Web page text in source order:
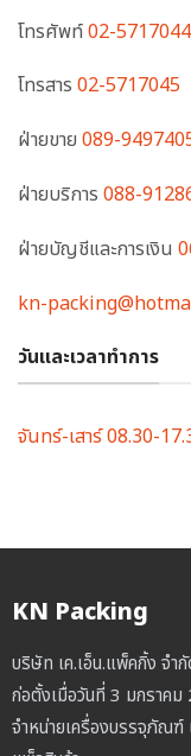
โทรศัพท์02-5717044
โทรสาร 02-5717045
ฝ่ายขาย 089-
ฝ่ายบริการ 088-
ฝ่ายบัญชีและการเงิน
kn-
วันและเวลาทำการ
จันทร์-เสาร์ 08.30-
KN Packing
บริษัท เค.เอ็น.แพ็คกิ้ง จำ
ก่อตั้งเมื่อวันที่ 3 มกราคม
จำหน่ายเครื่องบรรจุภัณฑ์